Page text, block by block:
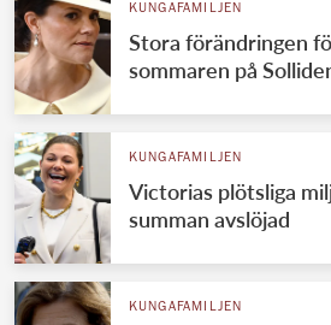
KUNGAFAMILJEN
Stora förändringen
sommaren på
KUNGAFAMILJEN
Victorias plötsliga
summan avslöjad
KUNGAFAMILJEN